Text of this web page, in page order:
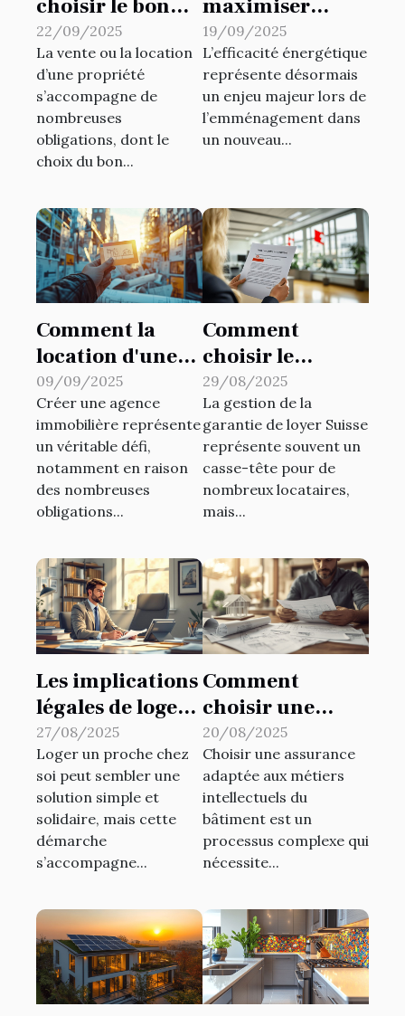
choisir le bon
type de
diagnostic
immobilier pour
votre propriété?
22/09/2025
La vente ou la location
d’une propriété
s’accompagne de
nombreuses
obligations, dont le
choix du bon...
maximiser
l'efficacité
énergétique
dans votre
nouveau
logement
19/09/2025
L’efficacité énergétique
représente désormais
un enjeu majeur lors de
l’emménagement dans
un nouveau...
Comment la
location d'une
carte T facilite la
création
d'agence
immobilière ?
09/09/2025
Créer une agence
immobilière représente
un véritable défi,
notamment en raison
des nombreuses
obligations...
Comment
choisir le
meilleur produit
de garantie de
loyer en Suisse ?
29/08/2025
La gestion de la
garantie de loyer Suisse
représente souvent un
casse-tête pour de
nombreux locataires,
mais...
Les implications
légales de loger
un proche : ce
qu'il faut savoir
27/08/2025
Loger un proche chez
soi peut sembler une
solution simple et
solidaire, mais cette
démarche
s’accompagne...
Comment
choisir une
assurance pour
les métiers
intellectuels du
bâtiment ?
20/08/2025
Choisir une assurance
adaptée aux métiers
intellectuels du
bâtiment est un
processus complexe qui
nécessite...